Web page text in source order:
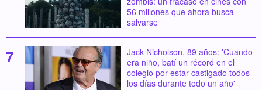
56 millones que ahora busca
salvarse
Jack Nicholson, 89 años: 'Cuando
era niño, batí un récord en el
colegio por estar castigado todos
los días durante todo un año'